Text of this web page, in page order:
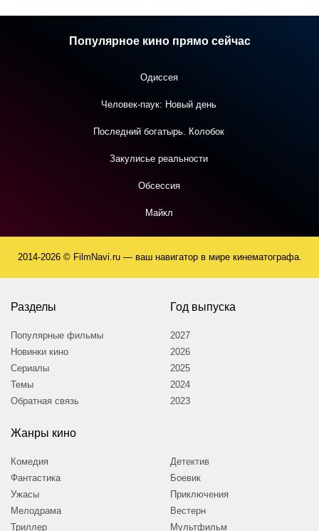
Популярное кино прямо сейчас
Одиссея
Человек-паук: Новый день
Последний богатырь. Колобок
Закулисье реальности
Обсессия
Майкл
2014-2026 © FilmNavi.ru — ваш навигатор в мире кинематографа.
Разделы
Популярные фильмы
Новинки кино
Сериалы
Темы
Обратная связь
Год выпуска
2027
2026
2025
2024
2023
Жанры кино
Комедия
Фантастика
Ужасы
Мелодрама
Триллер
Детектив
Боевик
Приключения
Вестерн
Мультфильм